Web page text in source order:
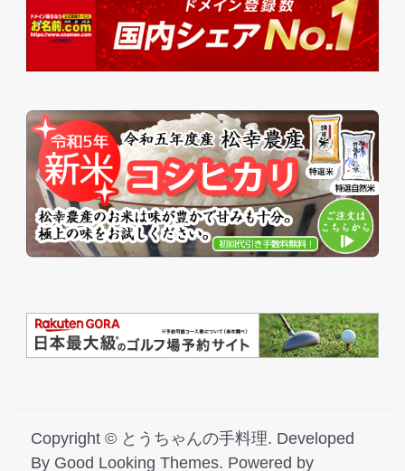
Copyright © とうちゃんの手料理. Developed
By Good Looking Themes. Powered by